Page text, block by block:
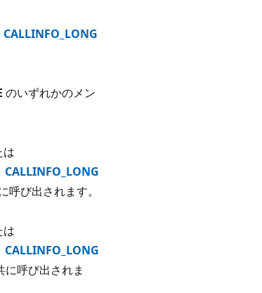
CALLINFO_LONG
のいずれかのメン
は
CALLINFO_LONG
呼び出されます。
は
CALLINFO_LONG
に呼び出されま